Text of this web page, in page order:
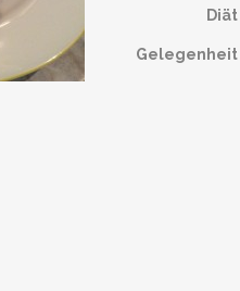
Diät
Gelegenheit